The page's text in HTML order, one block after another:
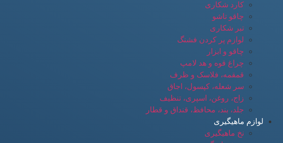
کارد شکاری
چاقو تاشو
تبر شکاری
لوازم پر کردن فشنگ
چاقو و ابزار
چراغ قوه و هد لامپ
قمقمه، فلاسک و ظرف
سر شعله، کپسول، اجاق
زاج، روغن، اسپری، تنظیف
جلد، بند، محافظ، قنداق و قطار
لوازم ماهیگیری
نخ ماهیگیری